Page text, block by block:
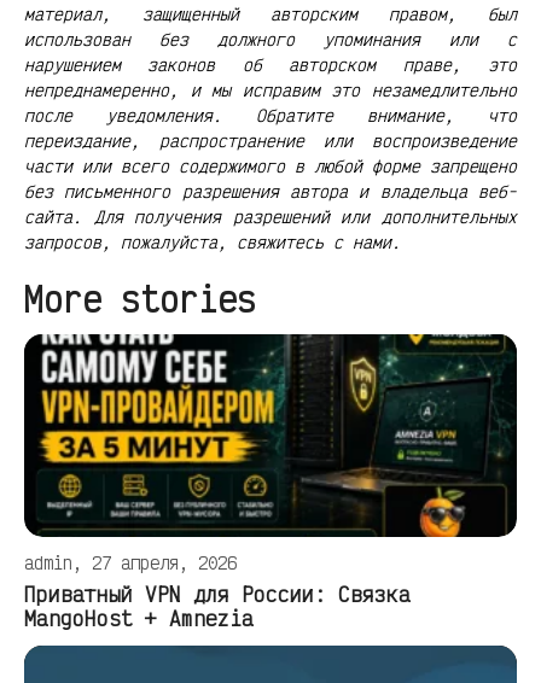
материал, защищенный авторским правом, был
использован без должного упоминания или с
нарушением законов об авторском праве, это
непреднамеренно, и мы исправим это незамедлительно
после уведомления. Обратите внимание, что
переиздание, распространение или воспроизведение
части или всего содержимого в любой форме запрещено
без письменного разрешения автора и владельца веб-
сайта. Для получения разрешений или дополнительных
запросов, пожалуйста, свяжитесь с нами.
More stories
admin, 27 апреля, 2026
Приватный VPN для России: Связка
MangoHost + Amnezia